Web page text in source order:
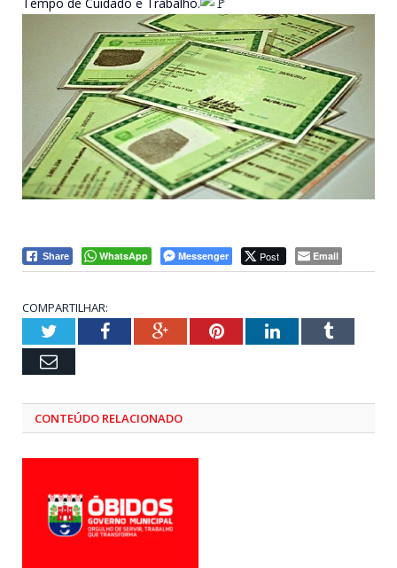
Share WhatsApp Messenger Post Email
COMPARTILHAR:
TwitterFacebookGoogle+PinterestLinkedInTumblr
Email
CONTEÚDO RELACIONADO